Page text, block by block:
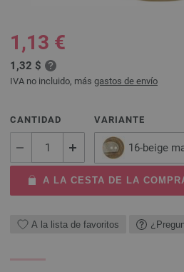
1,13 €
1,32 $
IVA no incluido, más gastos de envío
CANTIDAD VARIANTE
16-beige
A LA CESTA DE LA
A la lista de favoritos